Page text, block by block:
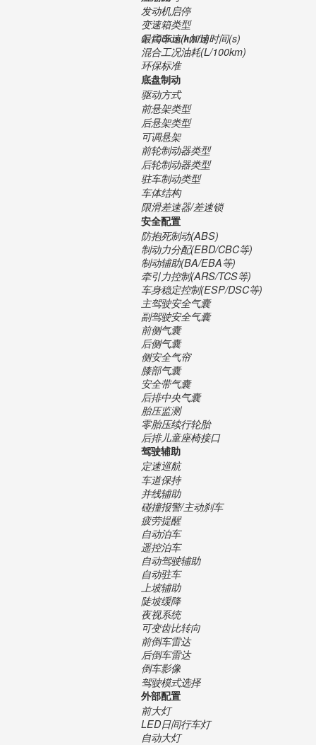
发动机启停
变速箱类型
最高车速(km/h)
0-100km/h加速时间(s)
混合工况油耗(L/100km)
环保标准
底盘制动
驱动方式
前悬架类型
后悬架类型
可调悬架
前轮制动器类型
后轮制动器类型
驻车制动类型
车体结构
限滑差速器/差速锁
安全配置
防抱死制动(ABS)
制动力分配(EBD/CBC等)
制动辅助(BA/EBA等)
牵引力控制(ARS/TCS等)
车身稳定控制(ESP/DSC等)
主驾驶安全气囊
副驾驶安全气囊
前侧气囊
后侧气囊
侧安全气帘
膝部气囊
安全带气囊
后排中央气囊
胎压监测
零胎压续行轮胎
后排儿童座椅接口
驾驶辅助
定速巡航
车道保持
并线辅助
碰撞报警/主动刹车
疲劳提醒
自动泊车
遥控泊车
自动驾驶辅助
自动驻车
上坡辅助
陡坡缓降
夜视系统
可变齿比转向
前倒车雷达
后倒车雷达
倒车影像
驾驶模式选择
外部配置
前大灯
LED日间行车灯
自动大灯